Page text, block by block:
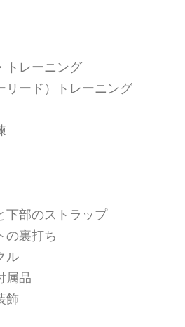
トレーニング
リード）トレーニング
下部のストラップ
の裏打ち
ル
属品
飾